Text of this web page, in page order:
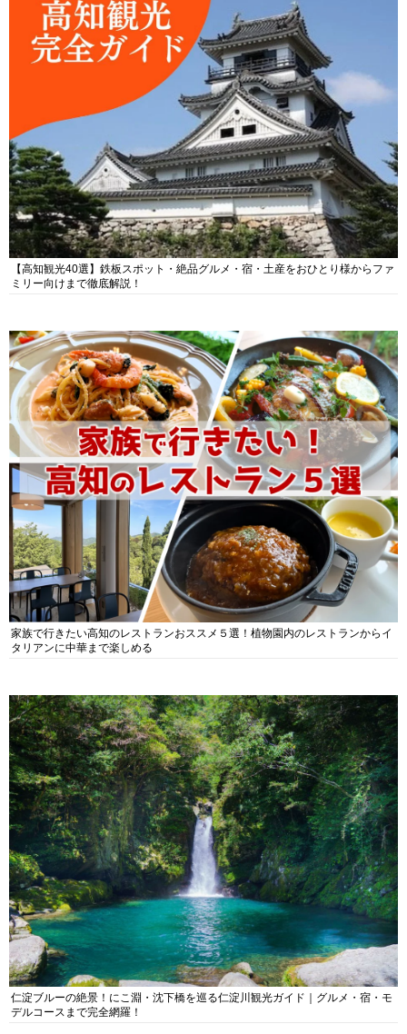
【高知観光40選】鉄板スポット・絶品グルメ・宿・土産をおひとり様からファ
ミリー向けまで徹底解説！
家族で行きたい高知のレストランおススメ５選！植物園内のレストランからイ
タリアンに中華まで楽しめる
仁淀ブルーの絶景！にこ淵・沈下橋を巡る仁淀川観光ガイド｜グルメ・宿・モ
デルコースまで完全網羅！